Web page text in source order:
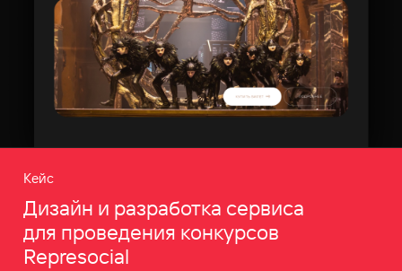
Кейс
Дизайн и разработка сервиса
для проведения конкурсов
Represocial